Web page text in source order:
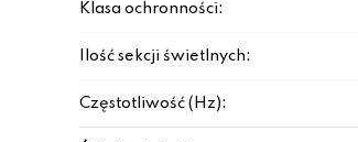
Klasa ochronności:
Ilość sekcji świetlnych:
Częstotliwość (Hz):